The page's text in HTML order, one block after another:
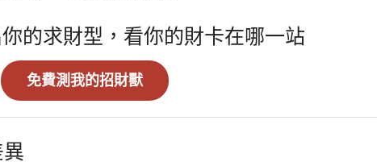
的求財型，看你的財卡在哪一站
免費測我的招財獸